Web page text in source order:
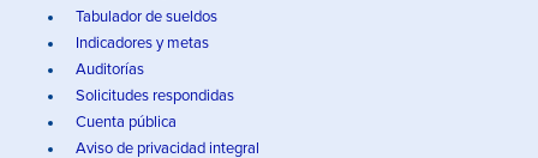
Tabulador de sueldos
Indicadores y metas
Auditorías
Solicitudes respondidas
Cuenta pública
Aviso de privacidad integral